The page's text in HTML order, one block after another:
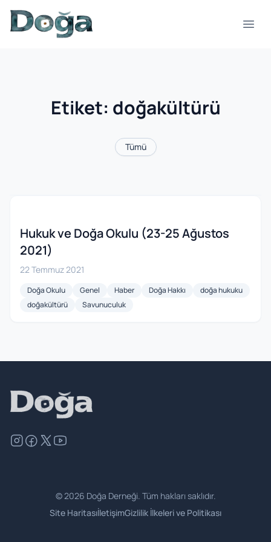
İçeriğe geç
Etiket: doğakültürü
Tümü
Hukuk ve Doğa Okulu (23-25 Ağustos
2021)
22 Temmuz 2021
Doğa Okulu Genel Haber Doğa Hakkı
doğa hukuku
doğakültürü
Savunuculuk
©2026 Doğa Derneği. Tüm hakları saklıdır.
Site HaritasıİletişimGizlilik İlkeleri ve Politikası